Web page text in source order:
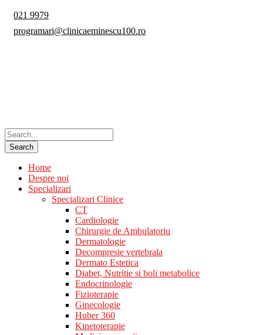
021 9979
programari@clinicaeminescu100.ro
Home
Despre noi
Specializari
Specializari Clinice
CT
Cardiologie
Chirurgie de Ambulatoriu
Dermatologie
Decompresie vertebrala
Dermato Estetica
Diabet, Nutritie si boli metabolice
Endocrinologie
Fizioterapie
Ginecologie
Huber 360
Kinetoterapie